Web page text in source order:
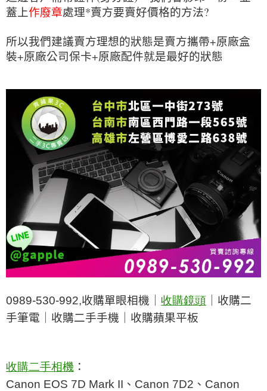
蓋上作廢章處理*賣方要賣好價格的方法?
所以我們建議賣方理想的狀態是賣方攜帶+原廠盒
裝+原廠公司保卡+原廠配件就是最好的狀態
0989-530-992,收購單眼相機｜ 收購鏡頭 ｜收購二
手筆電｜收購二手手機｜收購蘋果平板
收購二手相機 ：
Canon EOS 7D Mark II 、 Canon 7D2 、 Canon